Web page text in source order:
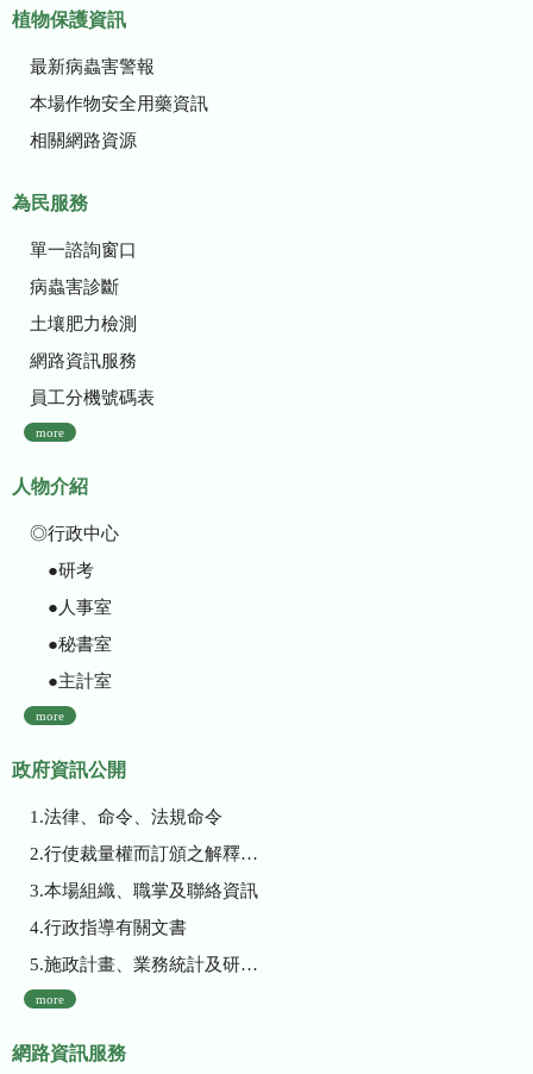
植物保護資訊
最新病蟲害警報
本場作物安全用藥資訊
相關網路資源
為民服務
單一諮詢窗口
病蟲害診斷
土壤肥力檢測
網路資訊服務
員工分機號碼表
more
人物介紹
◎行政中心
●研考
●人事室
●秘書室
●主計室
more
政府資訊公開
1.法律、命令、法規命令
2.行使裁量權而訂頒之解釋性規定及裁量基準
3.本場組織、職掌及聯絡資訊
4.行政指導有關文書
5.施政計畫、業務統計及研究報告
more
網路資訊服務